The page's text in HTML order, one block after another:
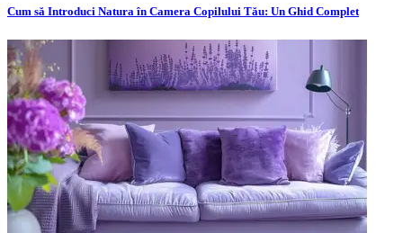
Cum să Introduci Natura în Camera Copilului Tău: Un Ghid Complet